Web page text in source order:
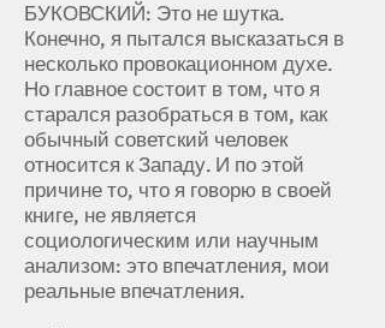
БУКОВСКИЙ: Это не шутка.
Конечно, я пытался высказаться в
несколько провокационном духе.
Но главное состоит в том, что я
старался разобраться в том, как
обычный советский человек
относится к Западу. И по этой
причине то, что я говорю в своей
книге, не является
социологическим или научным
анализом: это впечатления, мои
реальные впечатления.